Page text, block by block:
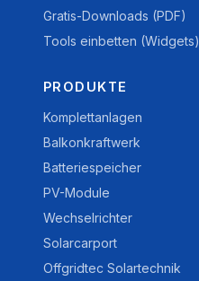
Gratis-Downloads (PDF)
Tools einbetten (Widgets)
PRODUKTE
Komplettanlagen
Balkonkraftwerk
Batteriespeicher
PV-Module
Wechselrichter
Solarcarport
Offgridtec Solartechnik